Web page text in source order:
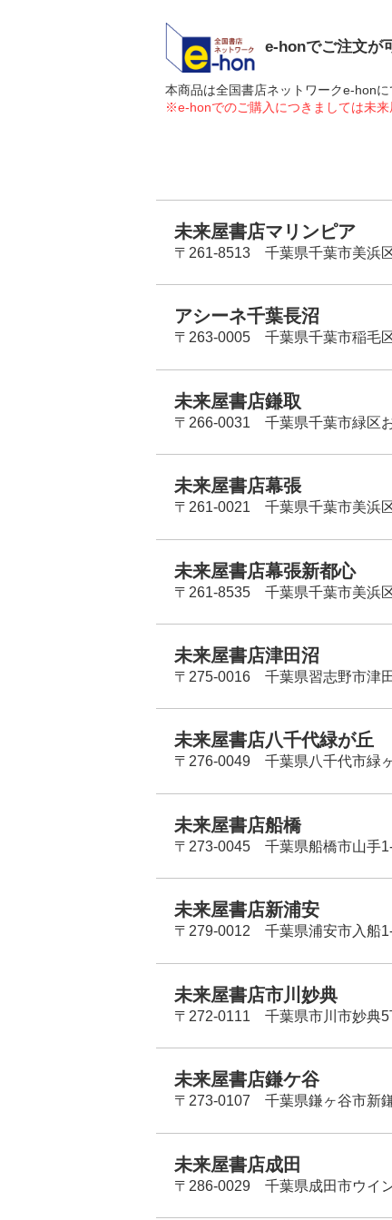
e-honでご注文が
本商品は全国書店ネットワークe-hon
※e-honでのご購入につきましては未来
未来屋書店マリンピア
〒261-8513 千葉県千葉市美浜
アシーネ千葉長沼
〒263-0005 千葉県千葉市稲毛
未来屋書店鎌取
〒266-0031 千葉県千葉市緑区
未来屋書店幕張
〒261-0021 千葉県千葉市美浜
未来屋書店幕張新都心
〒261-8535 千葉県千葉市美浜
未来屋書店津田沼
〒275-0016 千葉県習志野市津
未来屋書店八千代緑が丘
〒276-0049 千葉県八千代市緑
未来屋書店船橋
〒273-0045 千葉県船橋市山手
未来屋書店新浦安
〒279-0012 千葉県浦安市入船
未来屋書店市川妙典
〒272-0111 千葉県市川市妙典5
未来屋書店鎌ケ谷
〒273-0107 千葉県鎌ヶ谷市新
未来屋書店成田
〒286-0029 千葉県成田市ウイ